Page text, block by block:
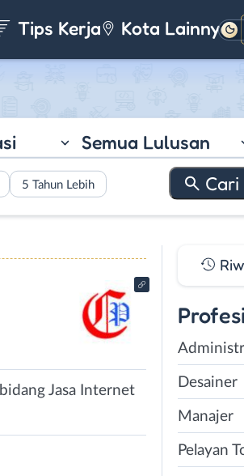
Tips Kerja Kota LainnyaGelap
Semua Lulusan
5 Tahun Lebih
Jasa Internet
Profesi
Desainer
Manajer
Pelayan